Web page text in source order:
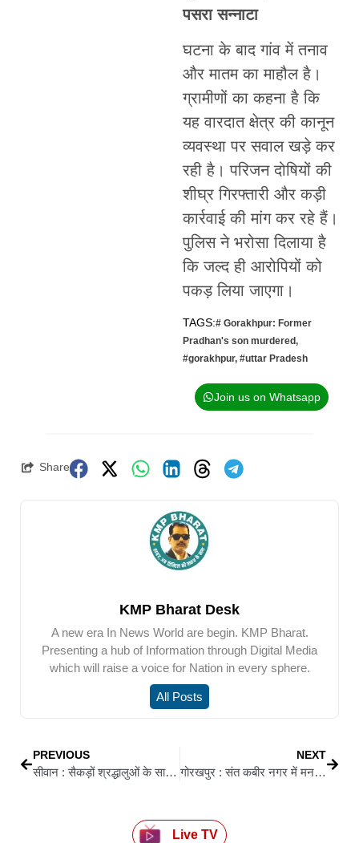
पसरा सन्नाटा
घटना के बाद गांव में तनाव
और मातम का माहौल है।
ग्रामीणों का कहना है कि
यह वारदात क्षेत्र की कानून
व्यवस्था पर सवाल खड़े कर
रही है। परिजन दोषियों की
शीघ्र गिरफ्तारी और कड़ी
कार्रवाई की मांग कर रहे हैं।
पुलिस ने भरोसा दिलाया है
कि जल्द ही आरोपियों को
पकड़ लिया जाएगा।
TAGS:# Gorakhpur: Former
Pradhan's son murdered,
#gorakhpur, #uttar Pradesh
Join us on Whatsapp
Share
KMP Bharat Desk
A new era In News World are begin. KMP Bharat.
Presenting a hub of Information through Digital Media
which will raise a voice for Nation in every sphere.
All Posts
PREVIOUS
सीवान : सैकड़ों श्रद्धालुओं के साथ सिंगारपट्टी में निकली भव्य कलश व शोभा यात्रा
NEXT
गोरखपुर : संत कबीर नगर में मनरेगा जांच के दौरान बीडीओ कक्ष बना रणक्षेत्र
Live TV